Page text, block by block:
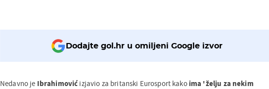
Dodajte gol.hr u omiljeni Google izvor
Nedavno je Ibrahimović izjavio za britanski Eurosport kako ima 'želju za nekim